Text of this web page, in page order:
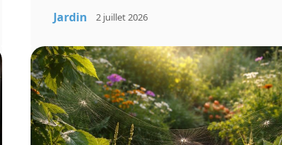
Jardin 2 juillet 2026